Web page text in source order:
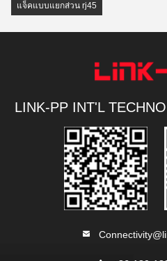
แจ็คแบบแยกส่วน rj45
LINK-PP INT'L